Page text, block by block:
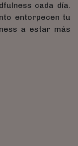
cada día.
entorpecen tu
a estar más